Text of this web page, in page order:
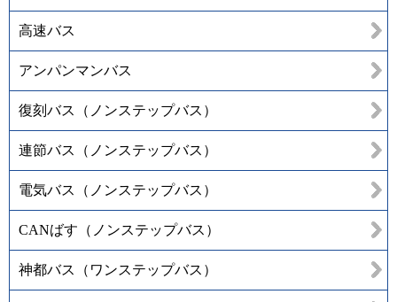
高速バス
アンパンマンバス
復刻バス（ノンステップバス）
連節バス（ノンステップバス）
電気バス（ノンステップバス）
CANばす（ノンステップバス）
神都バス（ワンステップバス）